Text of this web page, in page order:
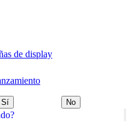
de display
Sí No